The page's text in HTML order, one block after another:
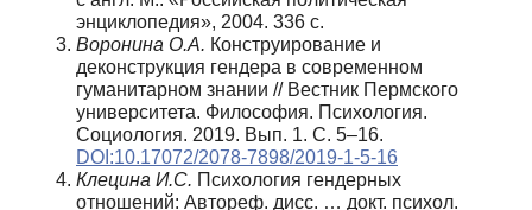
энциклопедия», 2004. 336 с.
Воронина О.А. Конструирование и
деконструкция гендера в современном
гуманитарном знании // Вестник Пермского
университета. Философия. Психология.
Социология. 2019. Вып. 1. С. 5–16.
DOI:10.17072/2078-7898/2019-1-5-16
Клецина И.С. Психология гендерных
отношений: Автореф. дисс. … докт. психол.